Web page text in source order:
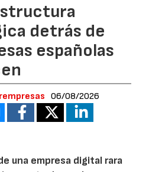
detrás de
españolas
06/08/2026
una empresa digital rara